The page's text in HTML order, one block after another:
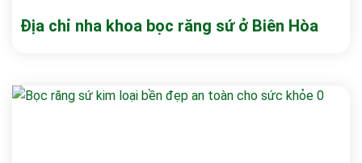
Địa chỉ nha khoa bọc răng sứ ở Biên Hòa